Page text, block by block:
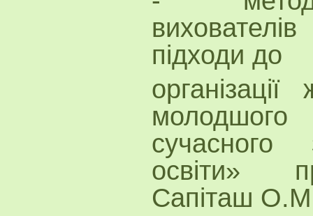
підходи до
організації
сучасного
освіти»
Сапіташ